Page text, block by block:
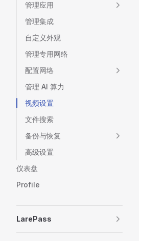
管理应用
管理集成
自定义外观
管理专用网络
配置网络
管理 AI 算力
视频设置
文件搜索
备份与恢复
高级设置
仪表盘
Profile
LarePass